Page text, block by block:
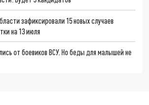
зафиксировали 15 новых случаев
на 13 июля
от боевиков ВСУ. Но беды для малышей не